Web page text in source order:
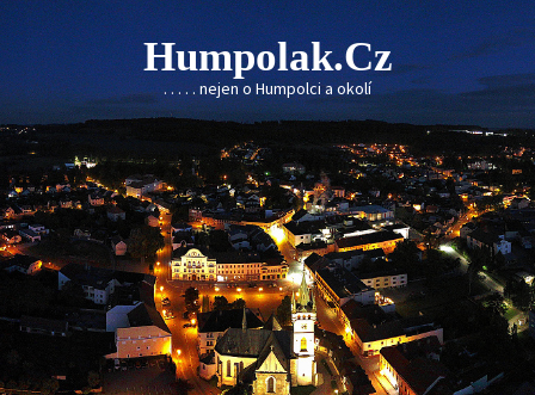
Skip
to
content
Humpolak.cz
. . . . . nejen o Humpolci a okolí